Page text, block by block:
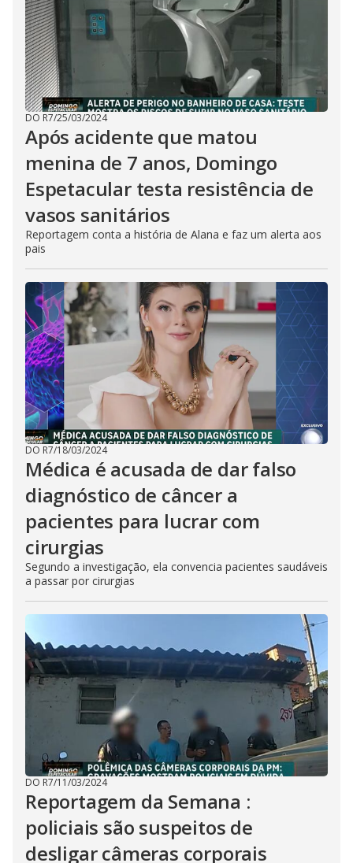
DO R7/25/03/2024
Após acidente que matou
menina de 7 anos, Domingo
Espetacular testa resistência de
vasos sanitários
Reportagem conta a história de Alana e faz um alerta aos
pais
DO R7/18/03/2024
Médica é acusada de dar falso
diagnóstico de câncer a
pacientes para lucrar com
cirurgias
Segundo a investigação, ela convencia pacientes saudáveis
a passar por cirurgias
DO R7/11/03/2024
Reportagem da Semana :
policiais são suspeitos de
desligar câmeras corporais